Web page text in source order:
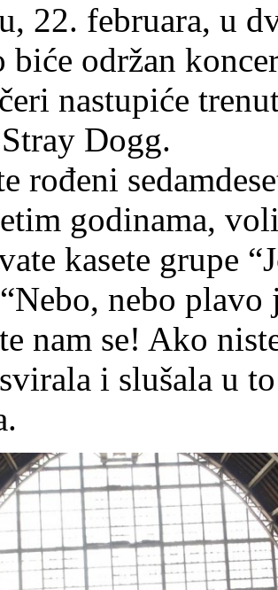
22. februara, u
biće održan
nastupiće
Dogg.
rođeni
godinama,
kasete grupe
“Nebo, nebo
nam se! Ako
i slušala u